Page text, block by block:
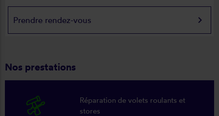
Prendre rendez-vous keyboard_arrow_right
Nos prestations
Réparation de volets roulants et
stores